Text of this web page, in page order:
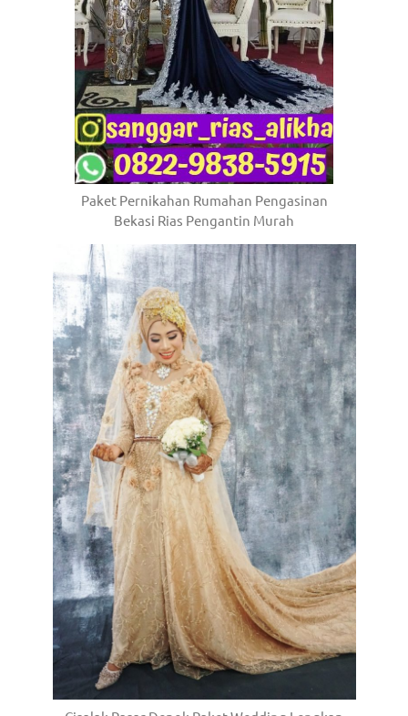
Paket Pernikahan Rumahan Pengasinan
Bekasi Rias Pengantin Murah